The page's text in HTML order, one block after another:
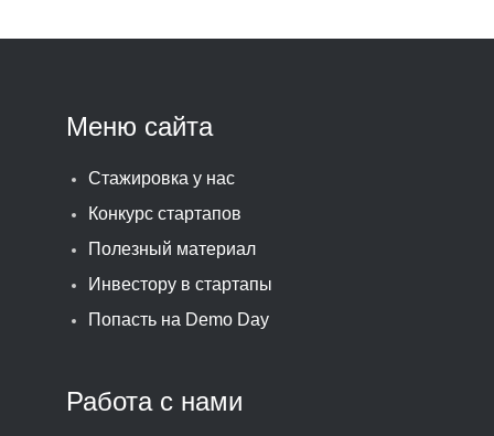
Меню сайта
Стажировка у нас
Конкурс стартапов
Полезный материал
Инвестору в стартапы
Попасть на Demo Day
Работа с нами